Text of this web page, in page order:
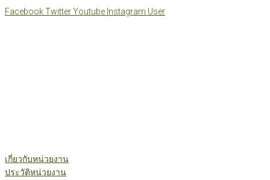
Skip
FacebookTwitterYoutube Instagram User
เกี่ยวกับหน่วยงาน
ประวัติหน่วยงาน